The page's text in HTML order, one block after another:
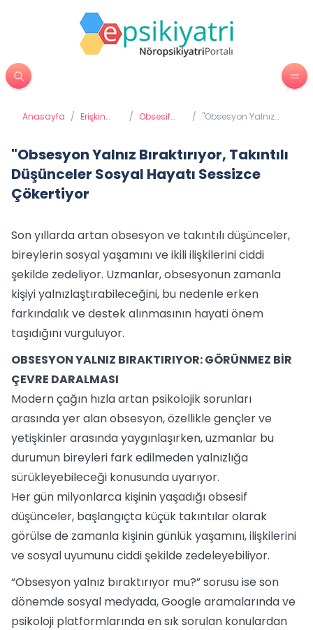
Anasayfa / Erişkin
/ Obsesif
Takıntı
Hastalığı
/ "Obsesyon Yalnız
Hayatı Sessizce
Çökertiyor
"Obsesyon Yalnız Bıraktırıyor, Takıntılı
Düşünceler Sosyal Hayatı Sessizce
Çökertiyor
Son yıllarda artan obsesyon ve takıntılı düşünceler,
bireylerin sosyal yaşamını ve ikili ilişkilerini ciddi
şekilde zedeliyor. Uzmanlar, obsesyonun zamanla
kişiyi yalnızlaştırabileceğini, bu nedenle erken
farkındalık ve destek alınmasının hayati önem
taşıdığını vurguluyor.
OBSESYON YALNIZ BIRAKTIRIYOR: GÖRÜNMEZ BİR
ÇEVRE DARALMASI
Modern çağın hızla artan psikolojik sorunları
arasında yer alan obsesyon, özellikle gençler ve
yetişkinler arasında yaygınlaşırken, uzmanlar bu
durumun bireyleri fark edilmeden yalnızlığa
sürükleyebileceği konusunda uyarıyor.
Her gün milyonlarca kişinin yaşadığı obsesif
düşünceler, başlangıçta küçük takıntılar olarak
görülse de zamanla kişinin günlük yaşamını, ilişkilerini
ve sosyal uyumunu ciddi şekilde zedeleyebiliyor.
“Obsesyon yalnız bıraktırıyor mu?” sorusu ise son
dönemde sosyal medyada, Google aramalarında ve
psikoloji platformlarında en sık sorulan konulardan